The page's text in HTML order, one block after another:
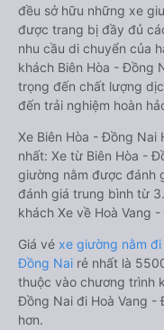
đều sở hữu những xe
được trang bị đầy đủ
nhu cầu di chuyển của
khách Biên Hòa - Đồng
trọng đến chất lượng
đến trải nghiệm hoàn
Xe Biên Hòa - Đồng Nai
nhất: Xe từ Biên Hòa -
giường nằm được đánh
đánh giá trung bình từ
khách Xe về Hoà Vang
Giá vé xe giường nằm
Đồng Nai rẻ nhất là
thuộc vào chương trình
Đồng Nai đi Hoà Vang -
hơn.